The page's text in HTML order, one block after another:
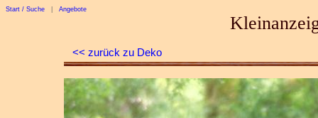
Start / Suche Angebote
<< zurück zu Deko